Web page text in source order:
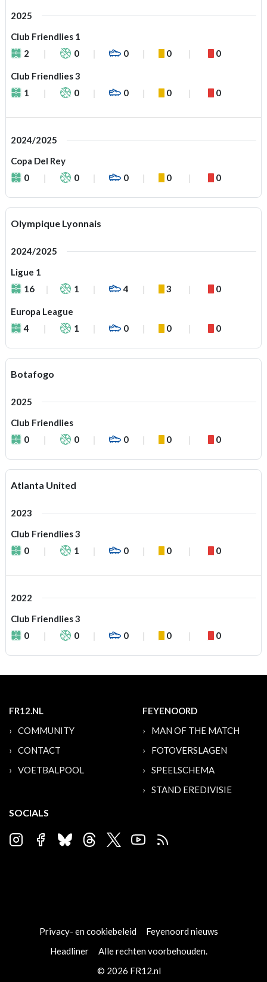
2025
Club Friendlies 1
2
0 0 0 0
Club Friendlies 3
1
0 0 0 0
2024/2025
Copa Del Rey
0
0 0 0 0
Olympique Lyonnais
2024/2025
Ligue 1
16
1 4 3 0
Europa League
4
1 0 0 0
Botafogo
2025
Club Friendlies
0
0 0 0 0
Atlanta United
2023
Club Friendlies 3
0
1 0 0 0
2022
Club Friendlies 3
0
0 0 0 0
FR12.NL
COMMUNITY
CONTACT
VOETBALPOOL
FEYENOORD
MAN OF THE MATCH
FOTOVERSLAGEN
SPEELSCHEMA
STAND EREDIVISIE
SOCIALS
Privacy- en cookiebeleid
Feyenoord nieuws
Headliner
Alle rechten voorbehouden.
© 2026 FR12.nl